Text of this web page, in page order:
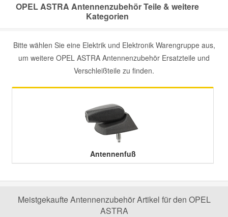
OPEL ASTRA Antennenzubehör Teile & weitere
Kategorien
Bitte wählen Sie eine Elektrik und Elektronik Warengruppe aus,
um weitere OPEL ASTRA Antennenzubehör Ersatzteile und
Verschleißteile zu finden.
Antennenfuß
Meistgekaufte Antennenzubehör Artikel für den OPEL
ASTRA
Smart Ersatzteile
Suzuki Ersatzteile
Vauxhall Ersatzteile